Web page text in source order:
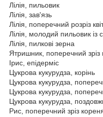
Лілія, пильовик
Лілія, зав'язь
Лілія, поперечний розріз
Лілія, молодий пильовик
Лілія, пилкові зерна
Ятришник, поперечний зріз
Ірис, епідерміс
Цукрова кукурудза, корінь
Цукрова кукурудза,
Цукрова кукурудза,
Цукрова кукурудза,
Рис, поперечний зріз